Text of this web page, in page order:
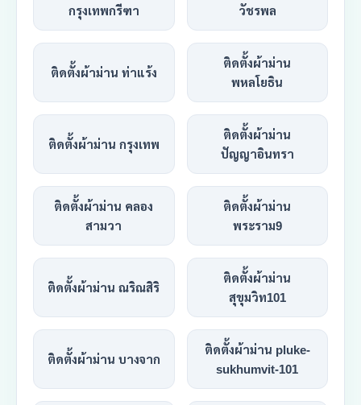
กรุงเทพกรีฑา
วัชรพล
ติดตั้งผ้าม่าน ท่าแร้ง
ติดตั้งผ้าม่าน
พหลโยธิน
ติดตั้งผ้าม่าน กรุงเทพ
ติดตั้งผ้าม่าน
ปัญญาอินทรา
ติดตั้งผ้าม่าน คลอง
สามวา
ติดตั้งผ้าม่าน
พระราม9
ติดตั้งผ้าม่าน ณริณสิริ
ติดตั้งผ้าม่าน
สุขุมวิท101
ติดตั้งผ้าม่าน บางจาก
ติดตั้งผ้าม่าน pluke-
sukhumvit-101